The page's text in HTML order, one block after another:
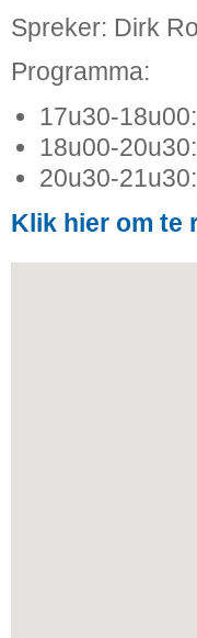
Spreker: Dirk
Programma:
17u30-
18u00-
20u30-
Klik hier om te